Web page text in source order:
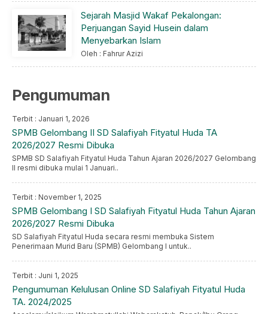
Sejarah Masjid Wakaf Pekalongan:
Perjuangan Sayid Husein dalam
Menyebarkan Islam
Oleh : Fahrur Azizi
Pengumuman
Terbit : Januari 1, 2026
SPMB Gelombang II SD Salafiyah Fityatul Huda TA
2026/2027 Resmi Dibuka
SPMB SD Salafiyah Fityatul Huda Tahun Ajaran 2026/2027 Gelombang
II resmi dibuka mulai 1 Januari..
Terbit : November 1, 2025
SPMB Gelombang I SD Salafiyah Fityatul Huda Tahun Ajaran
2026/2027 Resmi Dibuka
SD Salafiyah Fityatul Huda secara resmi membuka Sistem
Penerimaan Murid Baru (SPMB) Gelombang I untuk..
Terbit : Juni 1, 2025
Pengumuman Kelulusan Online SD Salafiyah Fityatul Huda
TA. 2024/2025